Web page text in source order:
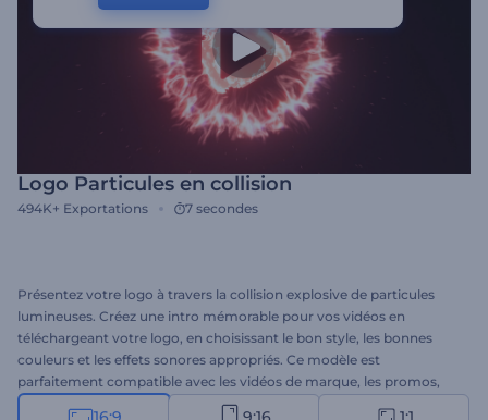
Logo Particules en collision
494K+ Exportations 7 secondes
Présentez votre logo à travers la collision explosive de particules
lumineuses. Créez une intro mémorable pour vos vidéos en
téléchargeant votre logo, en choisissant le bon style, les bonnes
couleurs et les effets sonores appropriés. Ce modèle est
parfaitement compatible avec les vidéos de marque, les promos,
les chaînes YouTube technologiques et scientifiques, et bien plus